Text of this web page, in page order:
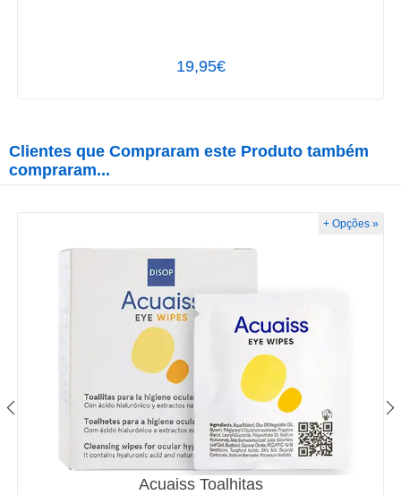
19,95€
Clientes que Compraram este Produto também
compraram...
Acuaiss Toalhitas
+ Opções »